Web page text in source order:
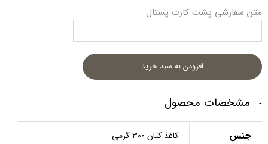
متن سفارشی پشت کارت پستال
افزودن به سبد خرید
مشخصات محصول
جنس کاغذ کتان ۳۰۰ گرمی